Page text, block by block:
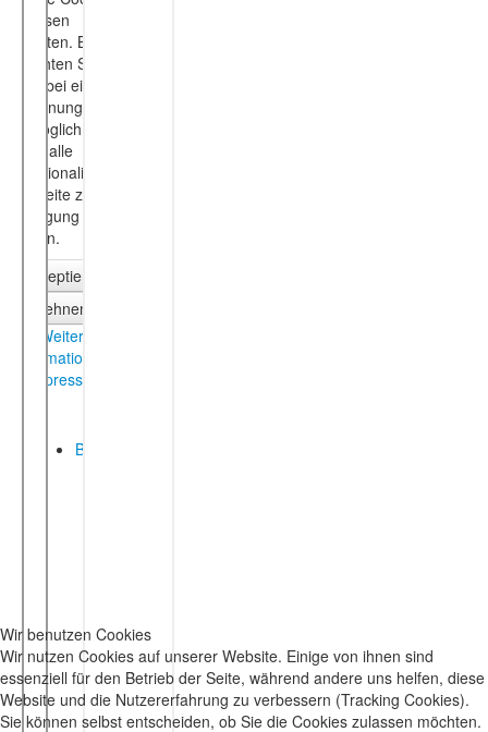
Wir benutzen Cookies
Wir nutzen Cookies auf unserer Website. Einige von ihnen sind
essenziell für den Betrieb der Seite, während andere uns helfen, diese
Website und die Nutzererfahrung zu verbessern (Tracking Cookies).
Sie können selbst entscheiden, ob Sie die Cookies zulassen möchten.